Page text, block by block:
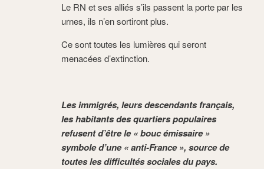
Le RN et ses alliés s’ils passent la porte par les
urnes, ils n’en sortiront plus.
Ce sont toutes les lumières qui seront
menacées d’extinction.
Les immigrés, leurs descendants français,
les habitants des quartiers populaires
refusent d’être le « bouc émissaire »
symbole d’une « anti-France », source de
toutes les difficultés sociales du pays.